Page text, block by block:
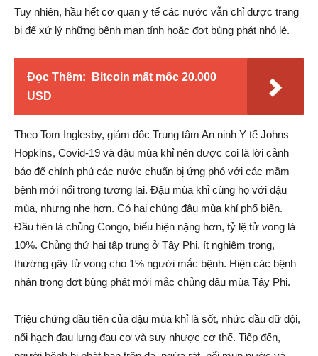
Tuy nhiên, hầu hết cơ quan y tế các nước vẫn chỉ được trang
bị để xử lý những bệnh mạn tính hoặc đợt bùng phát nhỏ lẻ.
Đọc Thêm:
Bitcoin mất mốc 20.000
USD
Theo Tom Inglesby, giám đốc Trung tâm An ninh Y tế Johns
Hopkins, Covid-19 và đậu mùa khỉ nên được coi là lời cảnh
báo để chính phủ các nước chuẩn bị ứng phó với các mầm
bệnh mới nổi trong tương lai. Đậu mùa khỉ cùng họ với đậu
mùa, nhưng nhẹ hơn. Có hai chủng đậu mùa khỉ phổ biến.
Đầu tiên là chủng Congo, biểu hiện nặng hơn, tỷ lệ tử vong là
10%. Chủng thứ hai tập trung ở Tây Phi, ít nghiêm trọng,
thường gây tử vong cho 1% người mắc bệnh. Hiện các bệnh
nhân trong đợt bùng phát mới mắc chủng đậu mùa Tây Phi.
Triệu chứng đầu tiên của đậu mùa khỉ là sốt, nhức đầu dữ dội,
nổi hạch đau lưng đau cơ và suy nhược cơ thể. Tiếp đến,